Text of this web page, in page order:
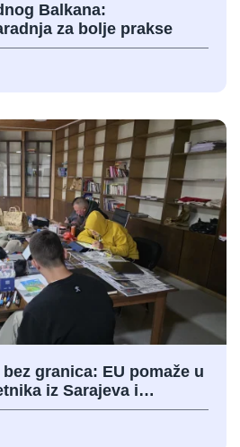
Balkana:
za bolje prakse
granica: EU pomaže u
iz Sarajeva i…